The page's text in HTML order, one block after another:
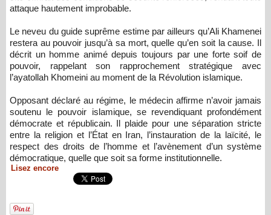
attaque hautement improbable.
Le neveu du guide suprême estime par ailleurs qu’Ali Khamenei
restera au pouvoir jusqu’à sa mort, quelle qu’en soit la cause. Il
décrit un homme animé depuis toujours par une forte soif de
pouvoir, rappelant son rapprochement stratégique avec
l’ayatollah Khomeini au moment de la Révolution islamique.
Opposant déclaré au régime, le médecin affirme n’avoir jamais
soutenu le pouvoir islamique, se revendiquant profondément
démocrate et républicain. Il plaide pour une séparation stricte
entre la religion et l’État en Iran, l’instauration de la laïcité, le
respect des droits de l’homme et l’avènement d’un système
démocratique, quelle que soit sa forme institutionnelle.
Lisez encore